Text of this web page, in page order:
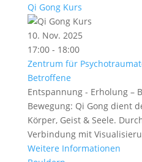
Qi Gong Kurs
10. Nov. 2025
17:00 - 18:00
Zentrum für
Betroffene
Entspannung - Erholung –
Bewegung: Qi Gong dient
Körper, Geist & Seele.
Verbindung mit
Weitere Informationen